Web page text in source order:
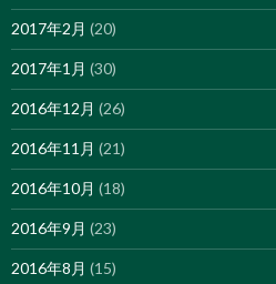
2017年2月 (20)
2017年1月 (30)
2016年12月 (26)
2016年11月 (21)
2016年10月 (18)
2016年9月 (23)
2016年8月 (15)